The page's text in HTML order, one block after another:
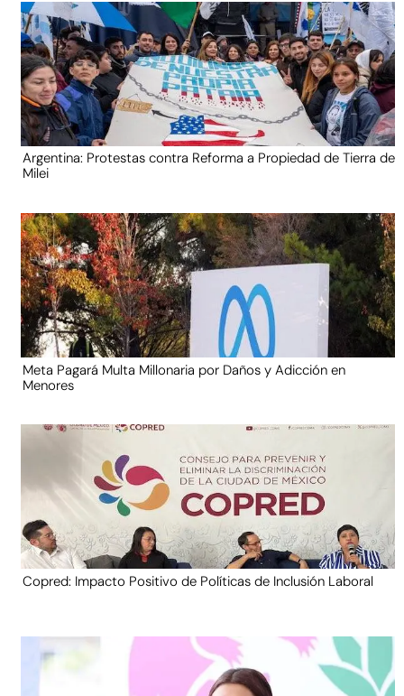
Argentina: Protestas contra Reforma a Propiedad de Tierra de
Milei
Meta Pagará Multa Millonaria por Daños y Adicción en
Menores
Copred: Impacto Positivo de Políticas de Inclusión Laboral